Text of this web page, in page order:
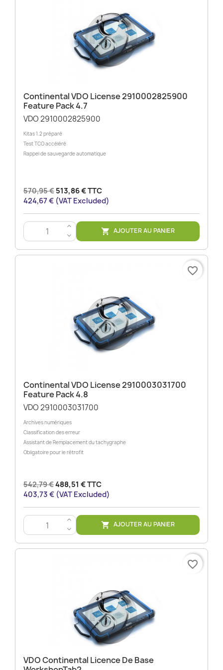
Continental VDO License 2910002825900
Feature Pack 4.7
VDO 2910002825900
Kitas 1.2 préparé
Test TCO accéléré
Rappel de sauvegarde automatique
570,95 € 513,86 € TTC
424,67 € (VAT Excluded)
>
<
 AJOUTER AU PANIER
Continental VDO License 2910003031700
Feature Pack 4.8
VDO 2910003031700
Archives numériques
Classification des erreur
Assistant de Remplacement du tachygraphe
Obligatoire pour le rétrofit
542,79 €488,51 € TTC
403,73 € (VAT Excluded)
>
<
 AJOUTER AU PANIER
favorite_border
VDO Continental Licence De Base
favorite_border